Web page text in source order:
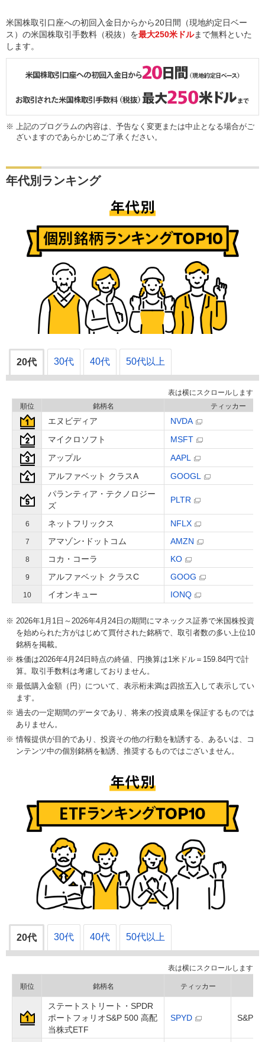
米国株取引口座への初回入金日からから20日間（現地約定日ベー
ス）の米国株取引手数料（税抜）を最大250米ドルまで無料といた
します。
※
上記のプログラムの内容は、予告なく変更または中止となる場合がご
ざいますのであらかじめご了承ください。
年代別ランキング
20代 30代 40代 50代以上
順位 銘柄名 ティッカー
エヌビディア
NVDA
マイクロソフト
MSFT
アップル
AAPL
アルファベット クラスA
GOOGL
パランティア・テクノロジー
ズ
PLTR
6 ネットフリックス NFLX
7 アマゾン･ドットコム AMZN
8 コカ・コーラ KO
9 アルファベット クラスC GOOG
10 イオンキュー IONQ
2026年1月1日～2026年4月24日の期間にマネックス証券で米国株投資
を始められた方がはじめて買付された銘柄で、取引者数の多い上位10
銘柄を掲載。
株価は2026年4月24日時点の終値、円換算は1米ドル＝159.84円で計
算。取引手数料は考慮しておりません。
最低購入金額（円）について、表示桁未満は四捨五入して表示してい
ます。
過去の一定期間のデータであり、将来の投資成果を保証するものでは
ありません。
情報提供が目的であり、投資その他の行動を勧誘する、あるいは、コ
ンテンツ中の個別銘柄を勧誘、推奨するものではございません。
20代 30代 40代 50代以上
順位 銘柄名 ティッカー
ステートストリート・SPDR
ポートフォリオS&P 500 高配
当株式ETF
SPYD